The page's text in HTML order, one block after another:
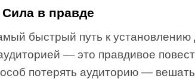
Сила в правде
быстрый путь к
— это правдивое
потерять аудиторию —